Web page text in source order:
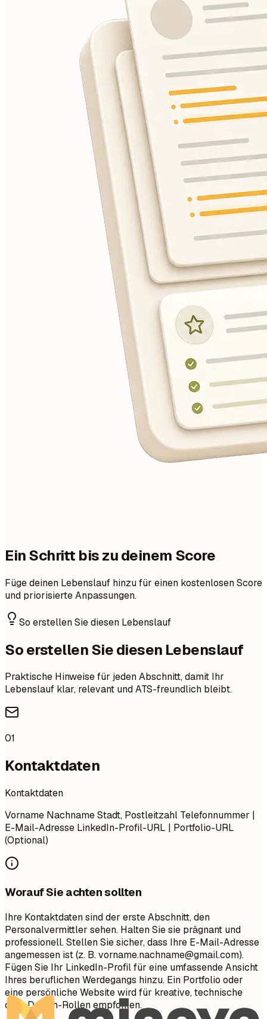
Ein Schritt bis zu deinem Score
Füge deinen Lebenslauf hinzu für einen kostenlosen Score
und priorisierte Anpassungen.
So erstellen Sie diesen Lebenslauf
So erstellen Sie diesen Lebenslauf
Praktische Hinweise für jeden Abschnitt, damit Ihr
Lebenslauf klar, relevant und ATS-freundlich bleibt.
01
Kontaktdaten
Kontaktdaten
Vorname Nachname Stadt, Postleitzahl Telefonnummer |
E-Mail-Adresse LinkedIn-Profil-URL | Portfolio-URL
(Optional)
Worauf Sie achten sollten
Ihre Kontaktdaten sind der erste Abschnitt, den
Personalvermittler sehen. Halten Sie sie prägnant und
professionell. Stellen Sie sicher, dass Ihre E-Mail-Adresse
angemessen ist (z. B.vorname.nachname@gmail.com).
Fügen Sie Ihr LinkedIn-Profil für eine umfassende Ansicht
Ihres beruflichen Werdegangs hinzu. Ein Portfolio oder
eine persönliche Website wird für kreative, technische
oder Design-Rollen empfohlen.